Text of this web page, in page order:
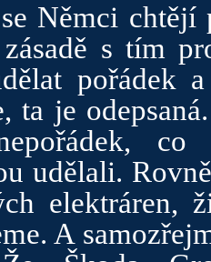
Němci
s tím
pořádek
ta je
co
udělali.
elektráren,
A